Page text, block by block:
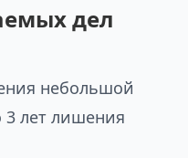
дел
небольшой
3 лет лишения